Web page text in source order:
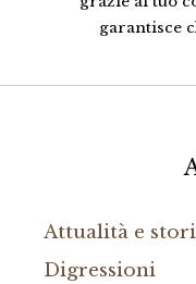
garantisce
Attualità e
Digressioni